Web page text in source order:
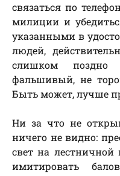
связаться по
милиции и
указанными в
людей,
слишком поздно
фальшивый, не
Быть может, лучше
Ни за что не
ничего не видно:
свет на лестничной
имитировать